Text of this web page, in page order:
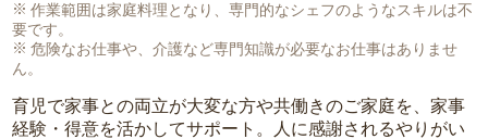
作業範囲は家庭料理となり、専門的なシェフのようなスキルは不
要です。
危険なお仕事や、介護など専門知識が必要なお仕事はありませ
ん。
育児で家事との両立が大変な方や共働きのご家庭を、家事
経験・得意を活かしてサポート。人に感謝されるやりがい